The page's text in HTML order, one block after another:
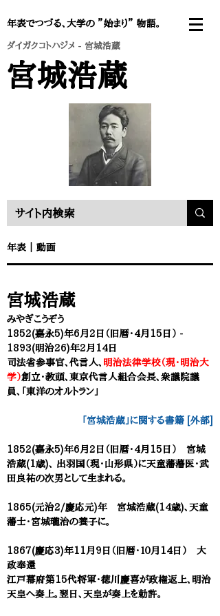
年表でつづる、大学の ”始まり” 物語。
ダイガクコトハジメ - 宮城浩蔵
宮城浩蔵
年表 ｜ 動画
宮城浩蔵
みやぎこうぞう
1852(嘉永5)年6月2日（旧暦・4月15日） -
1893(明治26)年2月14日
司法省参事官、 代言人、 明治法律学校（現・明治大
学）創立・教頭、東京代言人組合会長、衆議院議
員、「東洋のオルトラン」
「宮城浩蔵」に関する書籍 [外部]
1852(嘉永5)年6月2日（旧暦・4月15日） 宮城
浩蔵(1歳)、 出羽国（現・山形県）に天童藩藩医・武
田良祐の次男として生まれる。
1865(元治2/慶応元)年 宮城浩蔵(14歳)、天童
藩士・宮城瓏治の養子に。
1867(慶応3)年11月9日（旧暦・１０月14日） 大
政奉還
江戸幕府第15代将軍・徳川慶喜が政権返上、明治
天皇へ奏上。翌日、天皇が奏上を勅許。